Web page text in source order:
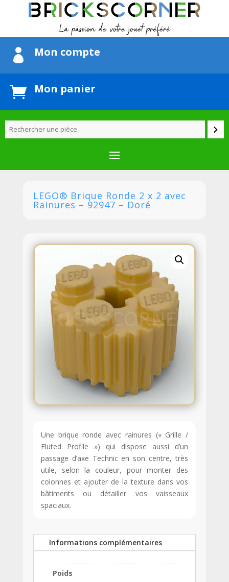
 Mon compte
 Mon panier
LEGO® Brique Ronde 2 x 2 avec
Rainures – 92947 – Doré
Une brique ronde avec rainures (« Grille /
Fluted Profile ») qui dispose aussi d’un
passage d’axe Technic en son centre, très
utile, selon la couleur, pour monter des
colonnes et ajouter de la texture dans vos
bâtiments ou détailler vos vaisseaux
spaciaux.
Informations complémentaires
Poids